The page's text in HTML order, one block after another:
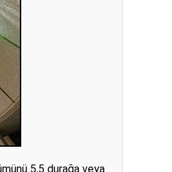
5,5 durağa veya